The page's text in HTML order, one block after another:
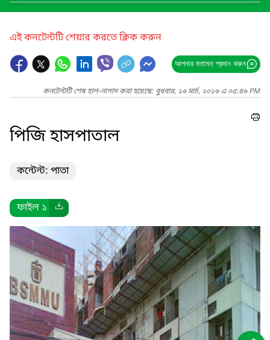
এই কনটেন্টটি শেয়ার করতে ক্লিক করুন
আপনার মতামত প্রদান করুন
কনটেন্টটি শেষ হাল-নাগাদ করা হয়েছে: বুধবার, ১৬ মার্চ, ২০১৬ এ ০৫:৪৬ PM
পিজি হাসপাতাল
কন্টেন্ট: পাতা
ফাইল ১